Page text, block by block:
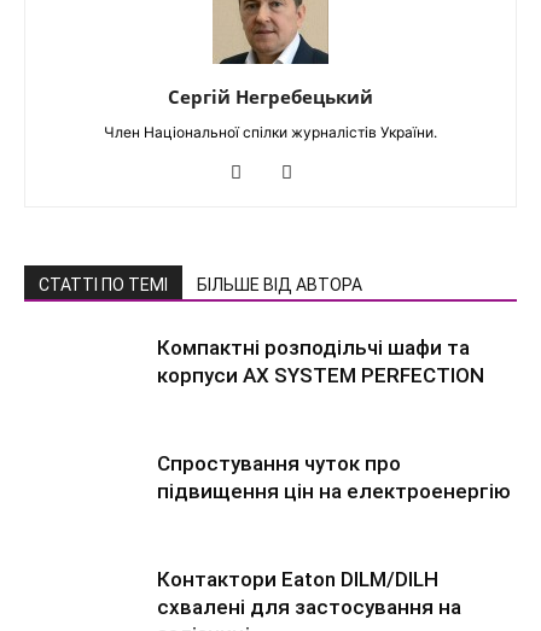
Сергій Негребецький
Член Національної спілки журналістів України.
СТАТТІ ПО ТЕМІ БІЛЬШЕ ВІД АВТОРА
Компактні розподільчі шафи та
корпуси AX SYSTEM PERFECTION
Спростування чуток про
підвищення цін на електроенергію
Контактори Eaton DILM/DILH
схвалені для застосування на